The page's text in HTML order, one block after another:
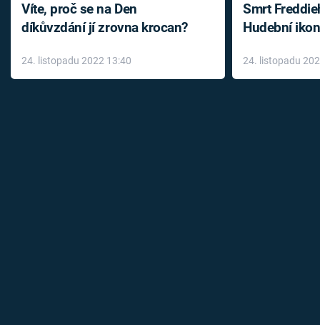
Víte, proč se na Den
díkůvzdání jí zrovna krocan?
24. listopadu 2022 13:40
Smrt
Hudební
léky
24. listopadu